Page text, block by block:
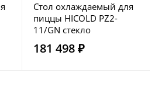
Стол охлаждаемый для
пиццы HICOLD PZ2-
11/GN стекло
181 498 ₽